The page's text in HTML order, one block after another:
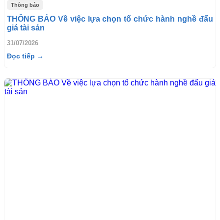
Thông báo
THÔNG BÁO Về việc lựa chọn tổ chức hành nghề đấu
giá tài sản
31/07/2026
Đọc tiếp →